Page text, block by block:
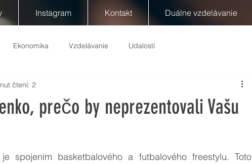
Instagram Kontakt Duálne vzdelávanie
Ekonomika Vzdelávanie Udalosti
prečo by neprezentovali Vašu
čtení: 2
spojením basketbalového a futbalového freestylu. Toto